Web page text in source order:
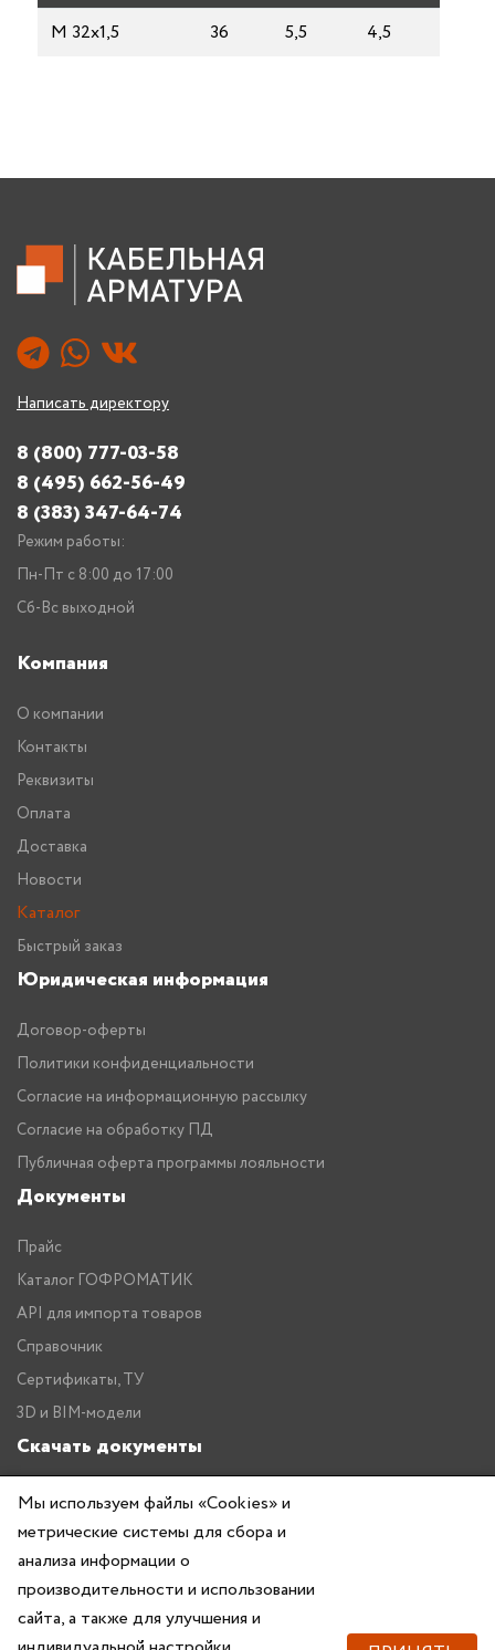
M 32х1,5
36 5,5 4,5
Написать директору
8 (800) 777-03-58
8 (495) 662-56-49
8 (383) 347-64-74
Режим работы:
Пн-Пт с 8:00 до 17:00
Сб-Вс выходной
Компания
О компании
Контакты
Реквизиты
Оплата
Доставка
Новости
Каталог
Быстрый заказ
Юридическая информация
Договор-оферты
Политики конфиденциальности
Согласие на информационную рассылку
Согласие на обработку ПД
Публичная оферта программы лояльности
Документы
Прайс
Каталог ГОФРОМАТИК
API для импорта товаров
Справочник
Сертификаты, ТУ
3D и BIM-модели
Скачать документы
Прайс
Каталог ГОФРОМАТИК
Мы используем файлы «Cookies» и
метрические системы для сбора и
анализа информации о
производительности и использовании
сайта, а также для улучшения и